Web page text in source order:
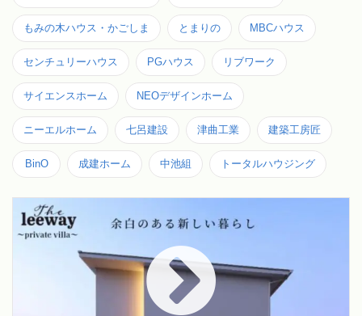
もみの木ハウス・かごしま とまりの MBCハウス
センチュリーハウス PGハウス リブワーク
サイエンスホーム NEOデザインホーム
ニーエルホーム 七呂建設 津曲工業 建築工房匠
BinO 成建ホーム 中池組 トータルハウジング